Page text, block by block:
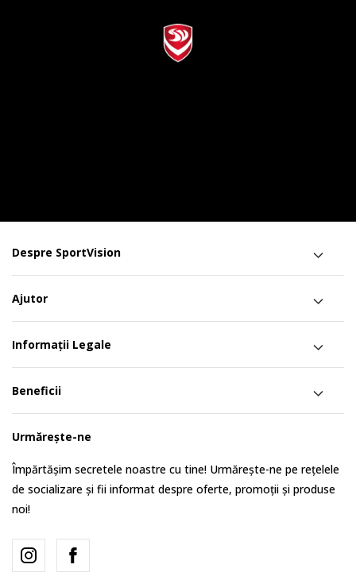
Despre SportVision
Ajutor
Informații Legale
Beneficii
Urmărește-ne
Împărtășim secretele noastre cu tine! Urmărește-ne pe rețelele
de socializare și fii informat despre oferte, promoții și produse
noi!